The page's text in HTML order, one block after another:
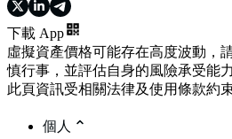
下載 App
虛擬資產價格可能存在高度波動，
慎行事，並評估自身的風險承受能力
此頁資訊受相關法律及使用條款約束
個人